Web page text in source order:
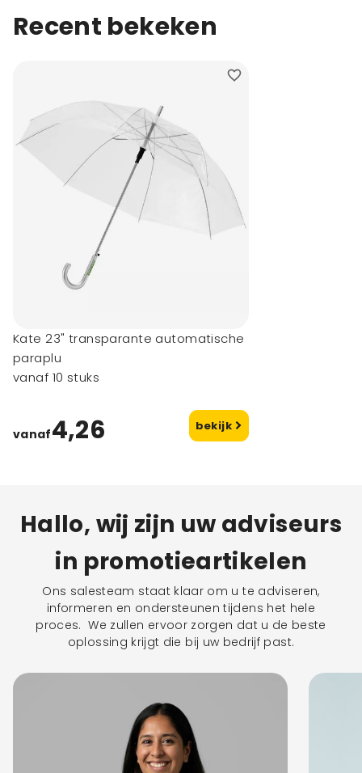
Recent bekeken
Kate 23" transparante automatische
paraplu
vanaf 10 stuks
vanaf4,26 bekijk
Hallo, wij zijn uw adviseurs
in promotieartikelen
Ons salesteam staat klaar om u te adviseren,
informeren en ondersteunen tijdens het hele
proces. We zullen ervoor zorgen dat u de beste
oplossing krijgt die bij uw bedrijf past.